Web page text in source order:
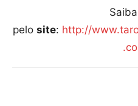
pelo site: http://